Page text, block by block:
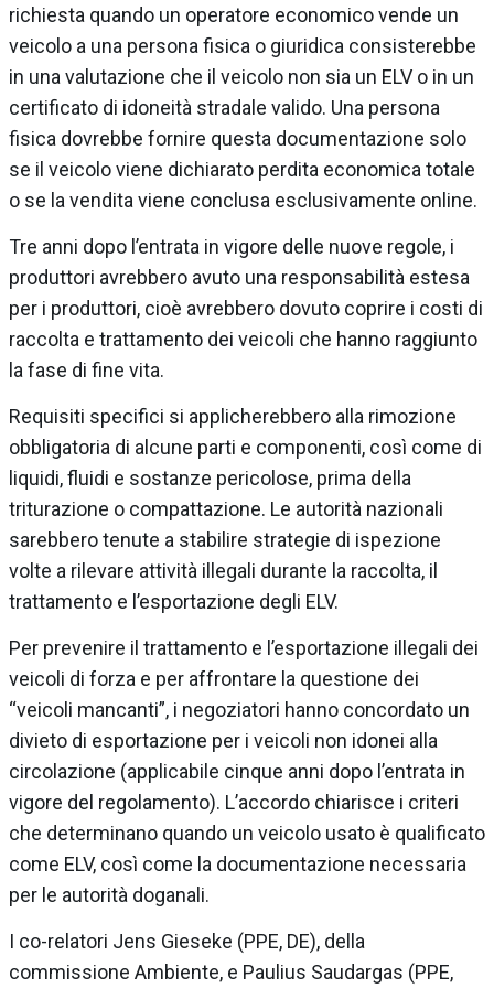
richiesta quando un operatore economico vende un
veicolo a una persona fisica o giuridica consisterebbe
in una valutazione che il veicolo non sia un ELV o in un
certificato di idoneità stradale valido. Una persona
fisica dovrebbe fornire questa documentazione solo
se il veicolo viene dichiarato perdita economica totale
o se la vendita viene conclusa esclusivamente online.
Tre anni dopo l’entrata in vigore delle nuove regole, i
produttori avrebbero avuto una responsabilità estesa
per i produttori, cioè avrebbero dovuto coprire i costi di
raccolta e trattamento dei veicoli che hanno raggiunto
la fase di fine vita.
Requisiti specifici si applicherebbero alla rimozione
obbligatoria di alcune parti e componenti, così come di
liquidi, fluidi e sostanze pericolose, prima della
triturazione o compattazione. Le autorità nazionali
sarebbero tenute a stabilire strategie di ispezione
volte a rilevare attività illegali durante la raccolta, il
trattamento e l’esportazione degli ELV.
Per prevenire il trattamento e l’esportazione illegali dei
veicoli di forza e per affrontare la questione dei
“veicoli mancanti”, i negoziatori hanno concordato un
divieto di esportazione per i veicoli non idonei alla
circolazione (applicabile cinque anni dopo l’entrata in
vigore del regolamento). L’accordo chiarisce i criteri
che determinano quando un veicolo usato è qualificato
come ELV, così come la documentazione necessaria
per le autorità doganali.
I co-relatori Jens Gieseke (PPE, DE), della
commissione Ambiente, e Paulius Saudargas (PPE,